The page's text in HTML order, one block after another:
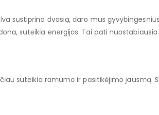
sustiprina dvasią, daro mus
suteikia energijos. Tai pati nuostabiausia
suteikia ramumo ir pasitikėjimo jausmą.